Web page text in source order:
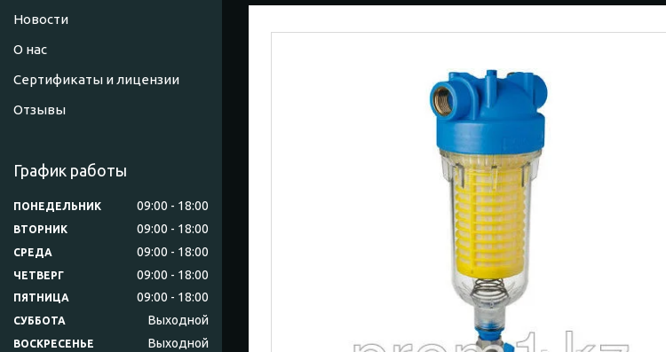
Новости
О нас
Сертификаты и лицензии
Отзывы
График работы
ПОНЕДЕЛЬНИК 09:00 18:00
ВТОРНИК 09:00 18:00
СРЕДА 09:00 18:00
ЧЕТВЕРГ 09:00 18:00
ПЯТНИЦА 09:00 18:00
СУББОТА Выходной
ВОСКРЕСЕНЬЕ Выходной